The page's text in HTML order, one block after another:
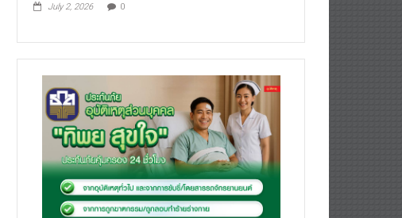
July 2, 2026 0